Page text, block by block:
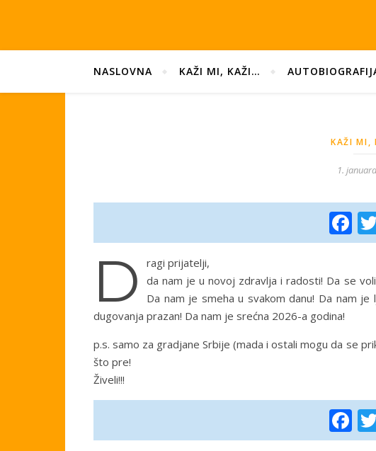
NASLOVNA KAŽI MI, KAŽI…
KAŽI MI,
1.
D
ragi prijatelji,
da nam je u novoj zdravlja i radosti! Da se
Da nam je smeha u svakom danu! Da nam
dugovanja prazan! Da nam je srećna 2026-a godina!
p.s. samo za gradjane Srbije (mada i ostali mogu da se
što pre!
Živeli!!!